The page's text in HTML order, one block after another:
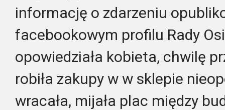
informację o zdarzeniu
facebookowym profilu Rady
opowiedziała kobieta, chwilę
robiła zakupy w w sklepie
wracała, mijała plac między